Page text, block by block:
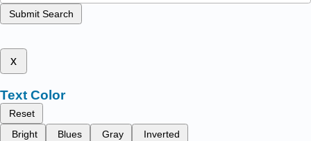
Submit Search
x
Text Color
Reset
Bright
Blues Gray Inverted